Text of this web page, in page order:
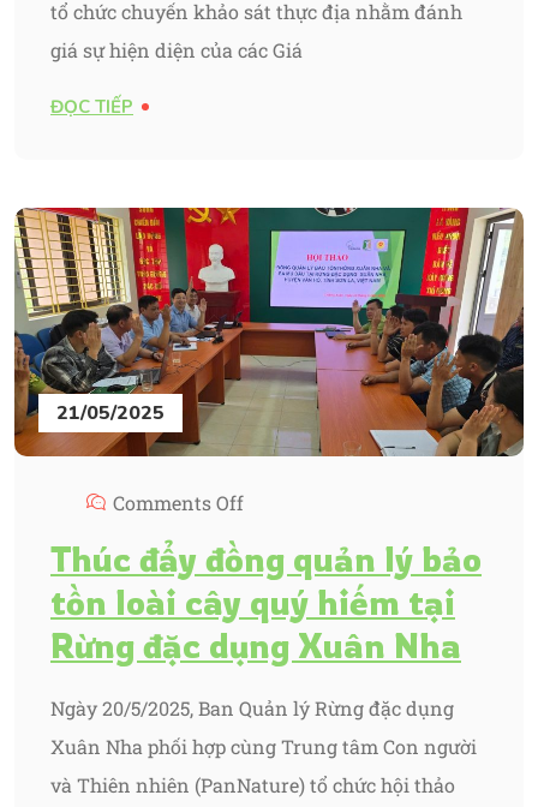
tổ chức chuyến khảo sát thực địa nhằm đánh
giá sự hiện diện của các Giá
ĐỌC TIẾP
21/05/2025
Comments Off
Thúc đẩy đồng quản lý bảo
tồn loài cây quý hiếm tại
Rừng đặc dụng Xuân Nha
Ngày 20/5/2025, Ban Quản lý Rừng đặc dụng
Xuân Nha phối hợp cùng Trung tâm Con người
và Thiên nhiên (PanNature) tổ chức hội thảo